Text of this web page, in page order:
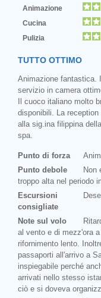
Animazione
Cucina
Pulizia
TUTTO OTTIMO
Animazione fantastica.
servizio in camera
Il cuoco italiano molto
disponibili. La
alla sig.ina filippina
spa.
Punto di forza
Punto debole
Non
troppo alta nel periodo
Escursioni
consigliate
Note sul volo
al vento e di mezz'ora
rifornimento lento.
passaporti all'arrivo a
inspiegabile perché
arrivati nello stesso
ciò e si doveva